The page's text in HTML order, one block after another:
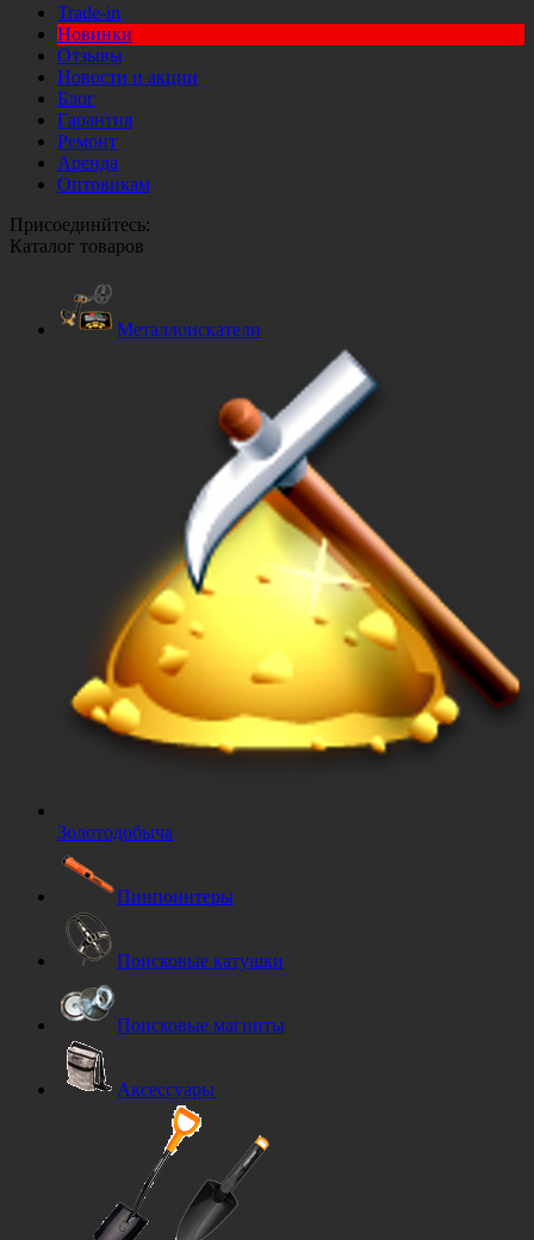
Trade-in
Новинки
Отзывы
Новости и акции
Блог
Гарантия
Ремонт
Аренда
Оптовикам
Присоединйтесь:
Каталог товаров
Металлоискатели
Золотодобыча
Пинпоинтеры
Поисковые катушки
Поисковые магниты
Аксессуары